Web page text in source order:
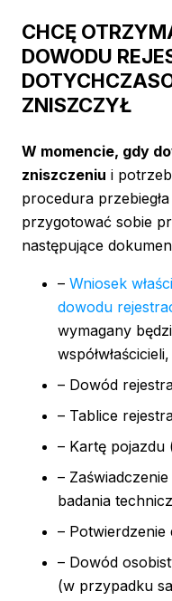
CHCĘ
DOWODU
ZNISZCZYŁ
W momencie, gdy
zniszczeniu i
procedura
przygotować sobie
następujące
– Wniosek
dowodu
wymagany
współwłaścicieli,
– Dowód
– Tablice
– Kartę pojazdu
–
badania
– Potwierdzenie
– Dowód
(w przypadku